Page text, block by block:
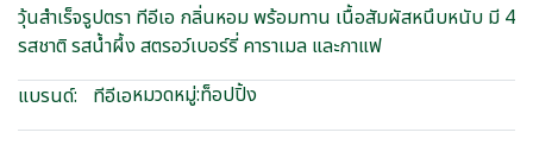
วุ้นสำเร็จรูปตรา ทีอีเอ กลิ่นหอม พร้อมทาน เนื้อสัมผัสหนึบหนับ มี 4
รสชาติ รสน้ำผึ้ง สตรอว์เบอร์รี่ คาราเมล และกาแฟ
แบรนด์:
ทีอีเอหมวดหมู่:ท็อปปิ้ง